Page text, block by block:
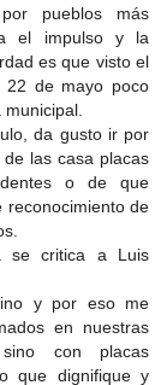
pueblos más
el impulso y la
es que visto el
22 de mayo poco
da gusto ir por
las casa placas
o de que
reconocimiento de
se critica a Luis
y por eso me
en nuestras
con placas
que dignifique y